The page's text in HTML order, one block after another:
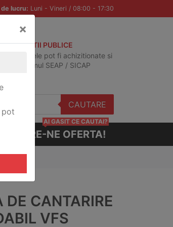
de lucru: Luni - Vineri / 08:00 - 17:30
ACHIZITII PUBLICE
Produsele pot fi achizitionate si
in sistemul SEAP / SICAP
CAUTARE
CERE-NE OFERTA!
AI GASIT CE CAUTAI?
DE CANTARIRE
VFS
×
pot